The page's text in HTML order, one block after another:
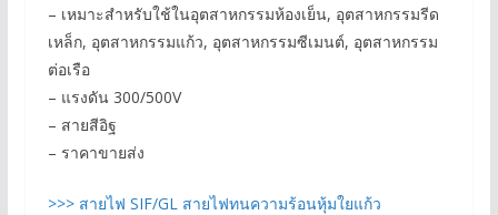
– เหมาะสำหรับใช้ในอุตสาหกรรมห้องเย็น, อุตสาหกรรมรีด
เหล็ก, อุตสาหกรรมแก้ว, อุตสาหกรรมซีเมนต์, อุตสาหกรรม
ต่อเรือ
– แรงดัน 300/500V
– สายสีอิฐ
– ราคาขายส่ง
>>> สายไฟ SIF/GL สายไฟทนความร้อนหุ้มใยแก้ว